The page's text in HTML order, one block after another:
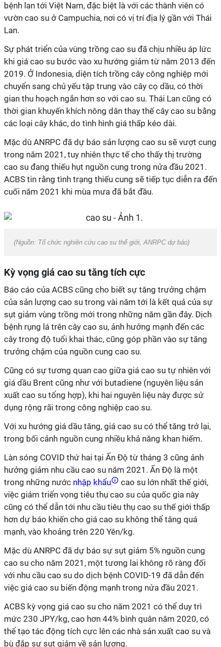
bệnh lan tới Việt Nam, đặc biệt là với các thành viên có
vườn cao su ở Campuchia, nơi có vị trí địa lý gần với Thái
Lan.
Sự phát triển của vùng trồng cao su đã chịu nhiều áp lức
khi giá cao su bước vào xu hướng giảm từ năm 2013 đến
2019. Ở Indonesia, diện tích trồng cây công nghiệp mới
chuyển sang chủ yếu tập trung vào cây cọ dầu, có thời
gian thu hoạch ngắn hơn so với cao su. Thái Lan cũng có
thời gian khuyến khích nông dân thay thế cây cao su bằng
các loại cây khác, do tình hình giá thấp kéo dài.
Mặc dù ANRPC đã dự báo sản lượng cao su sẽ vượt cung
trong năm 2021, tuy nhiên thực tế cho thấy thị trường
cao su đang thiếu hụt nguồn cung trong nửa đầu 2021.
ACBS tin rằng tình trạng thiếu cung sẽ tiếp tục diễn ra đến
cuối năm 2021 khi mùa mưa đã bắt đầu.
(Nguồn: Tổ chức nghiên cứu cao su thế giới, ANRPC dự báo)
Kỳ vọng giá cao su tăng tích cực
Báo cáo của ACBS cũng cho biết sự tăng trưởng chậm
của sản lượng cao su trong vài năm tới là kết quả của sự
sụt giảm vùng trồng mới trong những năm gần đây. Dịch
bệnh rụng lá trên cây cao su, ảnh hưởng mạnh đến các
cây trong độ tuổi khai thác, cũng góp phần vào sự tăng
trưởng chậm của nguồn cung cao su.
Cũng có sự tương quan cao giữa giá cao su tự nhiên với
giá dầu Brent cũng như với butadiene (nguyên liệu sản
xuất cao su tổng hợp), khi hai nguyên liệu này được sử
dụng rộng rãi trong công nghiệp cao su.
Với xu hướng giá dầu tăng, giá cao su có thể tăng trở lại,
trong bối cảnh nguồn cung nhiều khả năng khan hiếm.
Làn sóng COVID thứ hai tại Ấn Độ từ tháng 3 cũng ảnh
hưởng giảm nhu cầu cao su năm 2021. Ấn Độ là một
trong những nước nhập khẩu
cao su lớn nhất thế giới,
việc giảm triển vọng tiêu thụ cao su của quốc gia này
cũng có thể dẫn tới nhu cầu tiêu thụ cao su thế giới thấp
hơn dự báo khiến cho giá cao su không thể tăng quá
mạnh, vào khoảng trên 220 Yên/kg.
Mặc dù ANRPC đã dự báo sự sụt giảm 5% nguồn cung
cao su cho năm 2021, một tương lai không rõ ràng đối
với nhu cầu cao su do dịch bệnh COVID-19 đã dẫn đến
việc giá cao su biến động mạnh trong nửa đầu 2021.
ACBS kỳ vọng giá cao su cho năm 2021 có thể duy trì
mức 230 JPY/kg, cao hơn 44% bình quân năm 2020, có
thể tạo tác động tích cực lên các nhà sản xuất cao su và
bù đắp sự sụt giảm về sản lượng.